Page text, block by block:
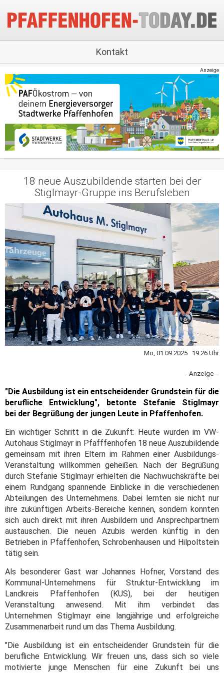
Kontakt
Anzeige
18 neue Auszubildende starten bei der
Stiglmayr-Gruppe ins Berufsleben
Mo, 01.09.2025 19:26 Uhr
- Anzeige -
"Die Ausbildung ist ein entscheidender Grundstein für die
berufliche Entwicklung", betonte Stefanie Stiglmayr
bei der Begrüßung der jungen Leute in Pfaffenhofen.
Ein wichtiger Schritt in die Zukunft: Heute wurden im VW-
Autohaus Stiglmayr in Pfafffenhofen 18 neue Auszubildende
gemeinsam mit ihren Eltern im Rahmen einer Ausbildungs-
Veranstaltung willkommen geheißen. Nach der Begrüßung
durch Stefanie Stiglmayr erhielten die Nachwuchskräfte bei
einem Rundgang spannende Einblicke in die verschiedenen
Abteilungen des Unternehmens. Dabei lernten sie nicht nur
ihre zukünftigen Arbeits-Bereiche kennen, sondern konnten
sich auch direkt mit ihren Ausbildern und Ansprechpartnern
austauschen. Die neuen Azubis werden künftig in den
Betrieben in Pfaffenhofen, Schrobenhausen und Hilpoltstein
tätig sein.
Als besonderer Gast war Johannes Hofner, Vorstand des
Kommunal-Unternehmens für Struktur-Entwicklung im
Landkreis Pfaffenhofen (KUS), bei der heutigen
Veranstaltung anwesend. Mit ihm verbindet das
Unternehmen Stiglmayr eine langjährige und erfolgreiche
Zusammenarbeit rund um das Thema Ausbildung.
"Die Ausbildung ist ein entscheidender Grundstein für die
berufliche Entwicklung. Wir freuen uns, dass sich so viele
motivierte junge Menschen für eine Zukunft bei uns